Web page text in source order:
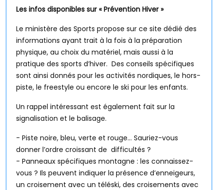
Les infos disponibles sur « Prévention Hiver »
Le ministère des Sports propose sur ce site dédié des
informations ayant trait à la fois à la préparation
physique, au choix du matériel, mais aussi à la
pratique des sports d’hiver. Des conseils spécifiques
sont ainsi donnés pour les activités nordiques, le hors-
piste, le freestyle ou encore le ski pour les enfants.
Un rappel intéressant est également fait sur la
signalisation et le balisage.
- Piste noire, bleu, verte et rouge… Sauriez-vous
donner l’ordre croissant de difficultés ?
- Panneaux spécifiques montagne : les connaissez-
vous ? Ils peuvent indiquer la présence d’enneigeurs,
un croisement avec un téléski, des croisements avec